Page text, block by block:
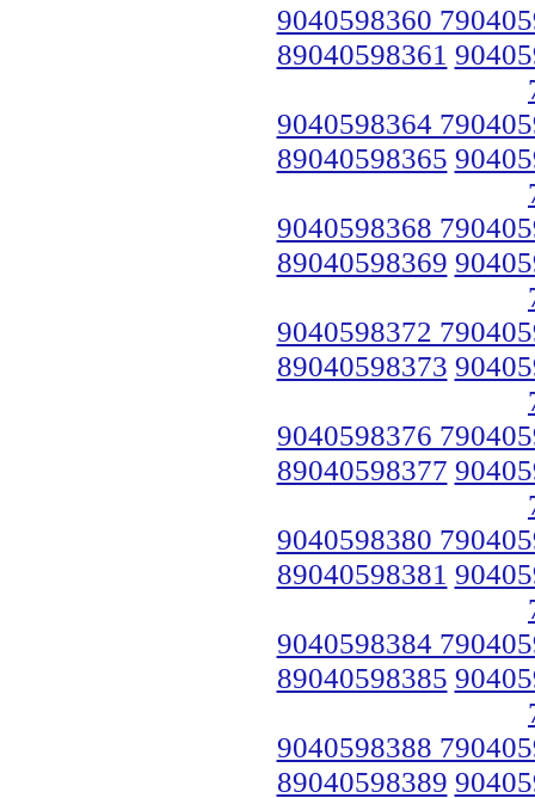
9040598360
89040598361
9040598364
89040598365
9040598368
89040598369
9040598372
89040598373
9040598376
89040598377
9040598380
89040598381
9040598384
89040598385
9040598388
89040598389